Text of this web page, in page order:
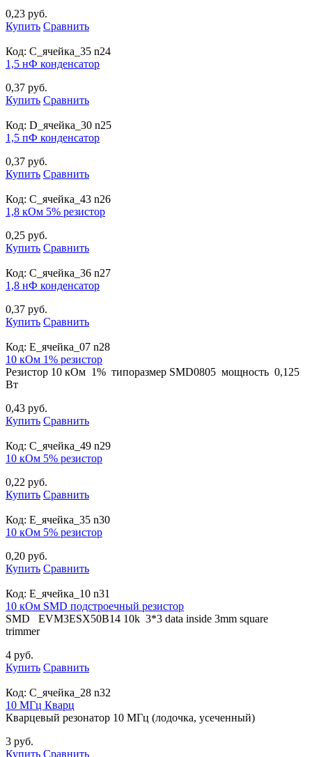
0,23 руб.
Купить Сравнить
Код: С_ячейка_35 n24
1,5 нФ конденсатор
0,37 руб.
Купить Сравнить
Код: D_ячейка_30 n25
1,5 пФ конденсатор
0,37 руб.
Купить Сравнить
Код: С_ячейка_43 n26
1,8 кОм 5% резистор
0,25 руб.
Купить Сравнить
Код: С_ячейка_36 n27
1,8 нФ конденсатор
0,37 руб.
Купить Сравнить
Код: E_ячейка_07 n28
10 кОм 1% резистор
Резистор 10 кОм 1% типоразмер SMD0805 мощность 0,125
Вт
0,43 руб.
Купить Сравнить
Код: С_ячейка_49 n29
10 кОм 5% резистор
0,22 руб.
Купить Сравнить
Код: E_ячейка_35 n30
10 кОм 5% резистор
0,20 руб.
Купить Сравнить
Код: E_ячейка_10 n31
10 кОм SMD подстроечный резистор
SMD EVM3ESX50B14 10k 3*3 data inside 3mm square
trimmer
4 руб.
Купить Сравнить
Код: С_ячейка_28 n32
10 МГц Кварц
Кварцевый резонатор 10 МГц (лодочка, усеченный)
3 руб.
Купить Сравнить